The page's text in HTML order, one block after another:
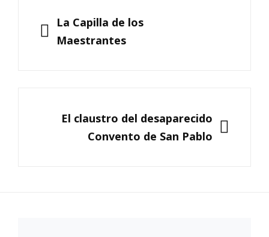
entradas
ANTERIOR
La Capilla de los
Maestrantes
SIGUIENTE
El claustro del desaparecido
Convento de San Pablo